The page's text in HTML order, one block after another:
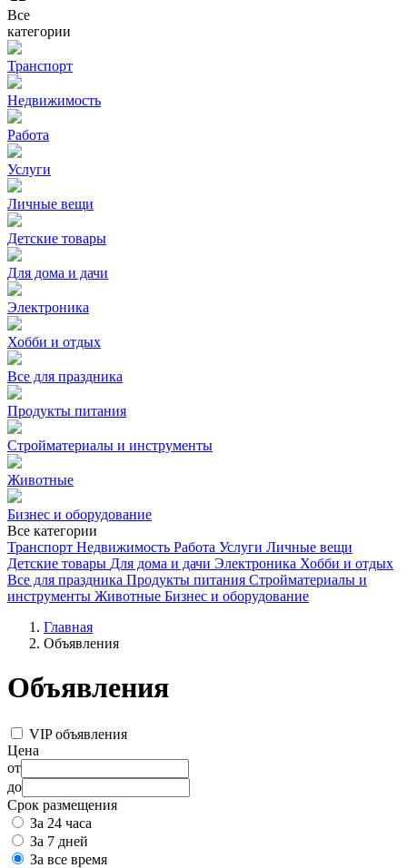
Все
категории
Транспорт
Недвижимость
Работа
Услуги
Личные вещи
Детские товары
Для дома и дачи
Электроника
Хобби и отдых
Все для праздника
Продукты питания
Стройматериалы и инструменты
Животные
Бизнес и оборудование
Все категории
Транспорт Недвижимость Работа Услуги Личные вещи
Детские товары Для дома и дачи Электроника Хобби и отдых
Все для праздника Продукты питания Стройматериалы и
инструменты Животные Бизнес и оборудование
Главная
Объявления
Объявления
VIP объявления
Цена
от
до
Срок размещения
За 24 часа
За 7 дней
За все время